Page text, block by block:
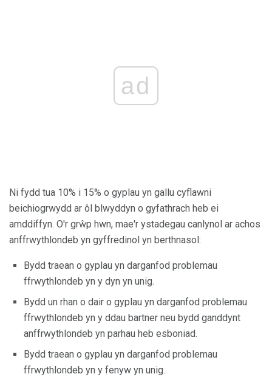
ad
Ni fydd tua 10% i 15% o gyplau yn gallu cyflawni
beichiogrwydd ar ôl blwyddyn o gyfathrach heb ei
amddiffyn. O'r grŵp hwn, mae'r ystadegau canlynol ar achos
anffrwythlondeb yn gyffredinol yn berthnasol:
Bydd traean o gyplau yn darganfod problemau
ffrwythlondeb yn y dyn yn unig.
Bydd un rhan o dair o gyplau yn darganfod problemau
ffrwythlondeb yn y ddau bartner neu bydd ganddynt
anffrwythlondeb yn parhau heb esboniad.
Bydd traean o gyplau yn darganfod problemau
ffrwythlondeb yn y fenyw yn unig.